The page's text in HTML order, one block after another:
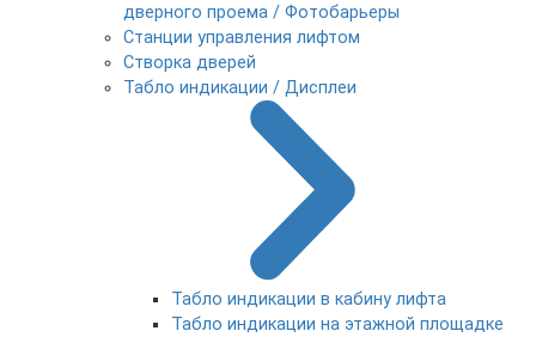
дверного проема / Фотобарьеры
Станции управления лифтом
Створка дверей
Табло индикации / Дисплеи
Табло индикации в кабину лифта
Табло индикации на этажной площадке